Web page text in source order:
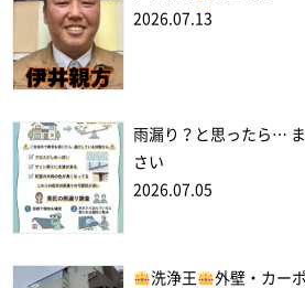
2026.07.13
雨漏り？と思ったら…
さい
2026.07.05
洗浄王
外壁・カー